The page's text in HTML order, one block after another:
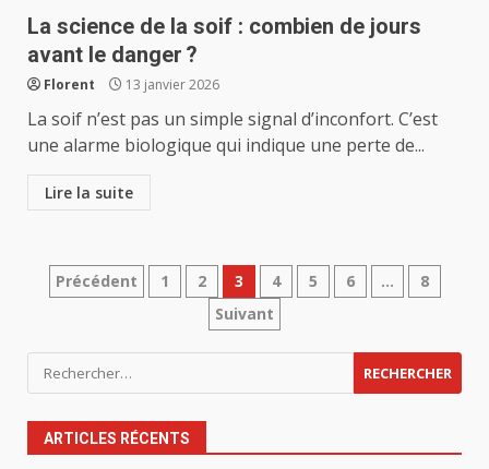
La science de la soif : combien de jours
avant le danger ?
Florent 13 janvier 2026
La soif n’est pas un simple signal d’inconfort. C’est
une alarme biologique qui indique une perte de...
Lire la suite
Pagination
publications
Précédent 1 2 3 4 5 6 …
8
Suivant
Rechercher :
ARTICLES RÉCENTS